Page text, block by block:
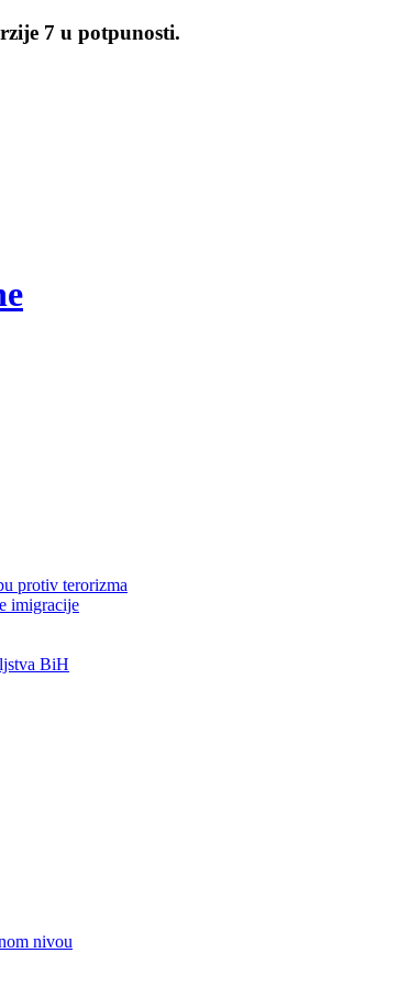
7 u potpunosti.
protiv terorizma
imigracije
BiH
nivou